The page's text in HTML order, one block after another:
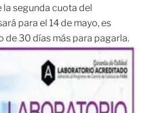
segunda cuota del
para el 14 de mayo, es
de 30 días más para pagarla.